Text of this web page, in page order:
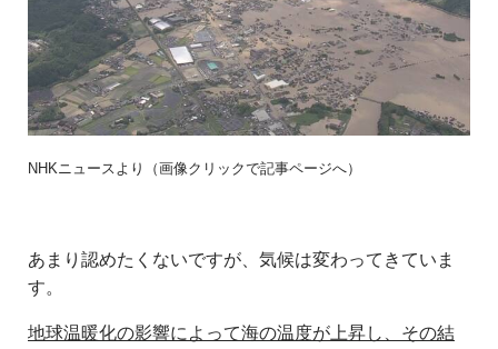
NHKニュースより（画像クリックで記事ページへ）
あまり認めたくないですが、気候は変わってきていま
す。
地球温暖化の影響によって海の温度が上昇し、その結